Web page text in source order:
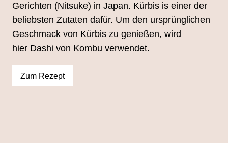
Gerichten (Nitsuke) in Japan. Kürbis is einer der
beliebsten Zutaten dafür. Um den ursprünglichen
Geschmack von Kürbis zu genießen, wird
hier Dashi von Kombu verwendet.
Zum Rezept